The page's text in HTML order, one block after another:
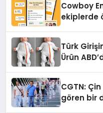
Cowboy
ekiplerde
Türk
Ürün
CGTN:
gören bir